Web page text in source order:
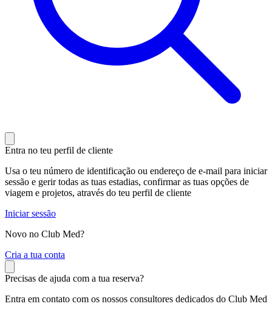
Entra no teu perfil de cliente
Usa o teu número de identificação ou endereço de e-mail para iniciar
sessão e gerir todas as tuas estadias, confirmar as tuas opções de
viagem e projetos, através do teu perfil de cliente
Iniciar sessão
Novo no Club Med?
Cria a tua conta
Precisas de ajuda com a tua reserva?
Entra em contato com os nossos consultores dedicados do Club Med